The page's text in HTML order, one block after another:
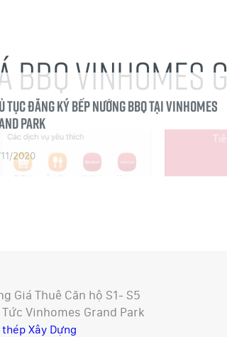
BBQ VINHOMES
tục đăng ký bếp nướng BBQ tại Vinhomes
Park
2020
Giá Thuê Căn hộ S1- S5
Vinhomes Grand Park
Xây Dựng